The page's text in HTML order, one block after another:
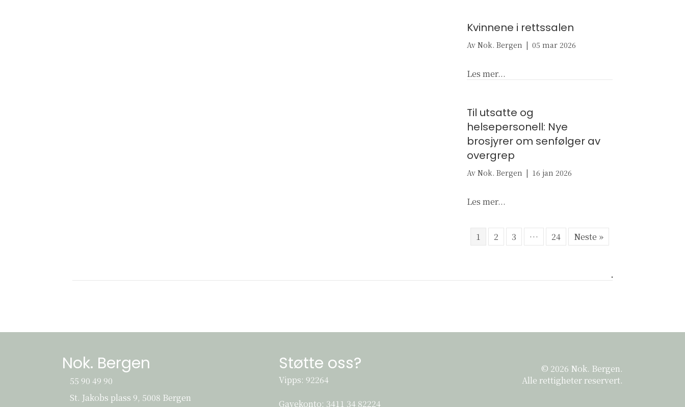
Kvinnene i rettssalen
Av Nok. Bergen | 05 mar 2026
Les mer...
Til utsatte og
helsepersonell: Nye
brosjyrer om senfølger av
overgrep
Av Nok. Bergen | 16 jan 2026
Les mer...
1 2 3 … 24 Neste »
Nok. Bergen
55 90 49 90
St. Jakobs plass 9, 5008 Bergen
St. Jakobs plass 9, 5008 Bergen
Støtte oss?
Vipps: 92264
Gavekonto: 3411 34 82224
© 2026 Nok. Bergen.
Alle rettigheter reservert.